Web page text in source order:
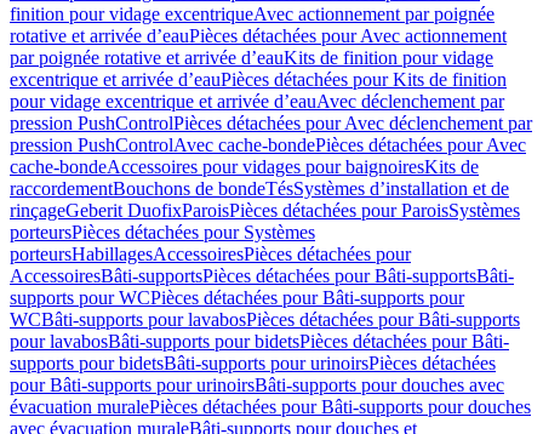
finition pour vidage excentriqueAvec actionnement par poignée
rotative et arrivée d’eauPièces détachées pour Avec actionnement
par poignée rotative et arrivée d’eauKits de finition pour vidage
excentrique et arrivée d’eauPièces détachées pour Kits de finition
pour vidage excentrique et arrivée d’eauAvec déclenchement par
pression PushControlPièces détachées pour Avec déclenchement par
pression PushControlAvec cache-bondePièces détachées pour Avec
cache-bondeAccessoires pour vidages pour baignoiresKits de
raccordementBouchons de bondeTésSystèmes d’installation et de
rinçageGeberit DuofixParoisPièces détachées pour ParoisSystèmes
porteursPièces détachées pour Systèmes
porteursHabillagesAccessoiresPièces détachées pour
AccessoiresBâti-supportsPièces détachées pour Bâti-supportsBâti-
supports pour WCPièces détachées pour Bâti-supports pour
WCBâti-supports pour lavabosPièces détachées pour Bâti-supports
pour lavabosBâti-supports pour bidetsPièces détachées pour Bâti-
supports pour bidetsBâti-supports pour urinoirsPièces détachées
pour Bâti-supports pour urinoirsBâti-supports pour douches avec
évacuation muralePièces détachées pour Bâti-supports pour douches
avec évacuation muraleBâti-supports pour douches et